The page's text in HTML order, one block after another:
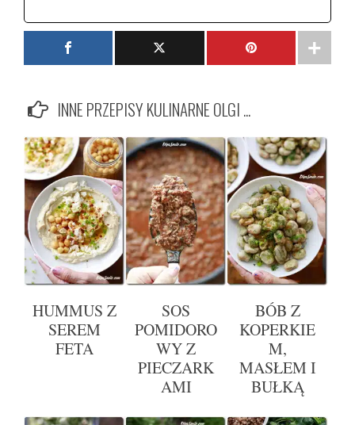
INNE PRZEPISY KULINARNE OLGI ...
HUMMUS Z
SEREM
FETA
SOS
POMIDORO
WY Z
PIECZARK
AMI
BÓB Z
KOPERKIE
M,
MASŁEM I
BUŁKĄ